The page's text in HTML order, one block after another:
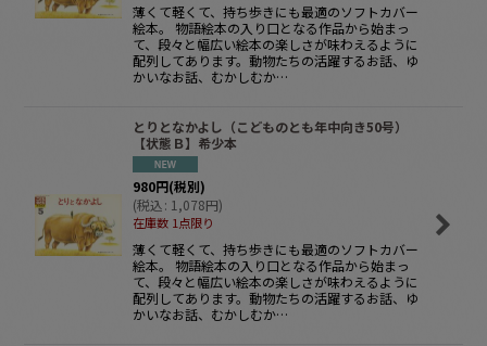
薄くて軽くて、持ち歩きにも最適のソフトカバー
絵本。 物語絵本の入り口となる作品から始まっ
て、段々と幅広い絵本の楽しさが味わえるように
配列してあります。動物たちの活躍するお話、ゆ
かいなお話、むかしむか…
とりとなかよし（こどものとも年中向き50号）
【状態Ｂ】希少本
980円(税別)
(税込: 1,078円)
在庫数 1点限り
薄くて軽くて、持ち歩きにも最適のソフトカバー
絵本。 物語絵本の入り口となる作品から始まっ
て、段々と幅広い絵本の楽しさが味わえるように
配列してあります。動物たちの活躍するお話、ゆ
かいなお話、むかしむか…